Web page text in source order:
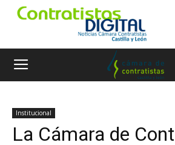
Institucional
La Cámara de